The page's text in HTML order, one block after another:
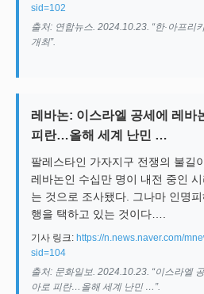
sid=102
출처: 연합뉴스. 2024.10.23. “한·아프리
개최”.
레바논: 이스라엘 공세에 레바
피란…올해 세계 난민 …
팔레스타인 가자지구 전쟁의 불길
레바논인 수십만 명이 내전 중인
는 것으로 조사됐다. 그나마 인명피
행을 택하고 있는 것이다….
기사 링크: https://n.news.naver.com/
sid=104
출처: 문화일보. 2024.10.23. “이스라엘
아로 피란…올해 세계 난민 …”.